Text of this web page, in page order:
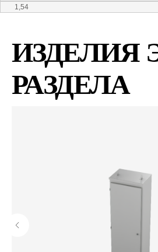
1,54
ИЗДЕЛИЯ
РАЗДЕЛА
г. Москва, ул.Обручева д.46